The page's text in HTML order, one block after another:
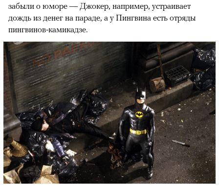
забыли о юморе — Джокер, например, устраивает
дождь из денег на параде, а у Пингвина есть отряды
пингвинов-камикадзе.